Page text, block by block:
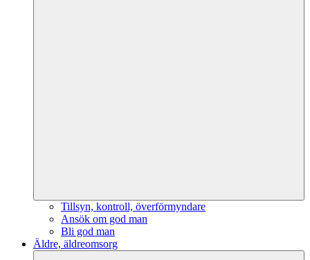
Tillsyn, kontroll, överförmyndare
Ansök om god man
Bli god man
Äldre, äldreomsorg